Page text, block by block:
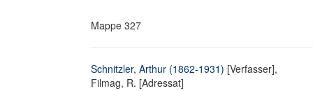
Mappe 327
Schnitzler, Arthur (1862-1931) [Verfasser],
Filmag, R. [Adressat]